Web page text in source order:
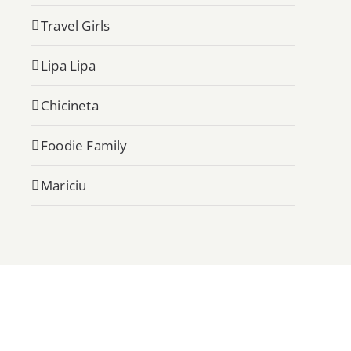
Travel Girls
Lipa Lipa
Chicineta
Foodie Family
Mariciu